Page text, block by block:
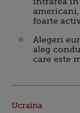
foarte
Alegeri
aleg
care este
Ucraina